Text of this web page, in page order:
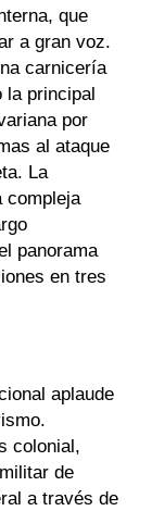
que
a gran voz.
carnicería
la principal
por
al ataque
La
compleja
panorama
en tres
aplaude
colonial,
de
a través de